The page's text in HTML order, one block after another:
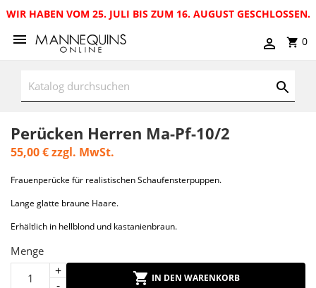
WIR HABEN VOM 25. JULI BIS ZUM 16. AUGUST GESCHLOSSEN.
0
Perücken Herren Ma-Pf-10/2
55,00 €zzgl. MwSt.
Frauenperücke für realistischen Schaufensterpuppen.
Lange glatte braune Haare.
Erhältlich in hellblond und kastanienbraun.
Menge
IN DEN WARENKORB